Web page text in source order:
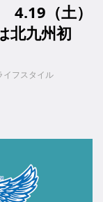
（土）
北九州初
イフスタイル